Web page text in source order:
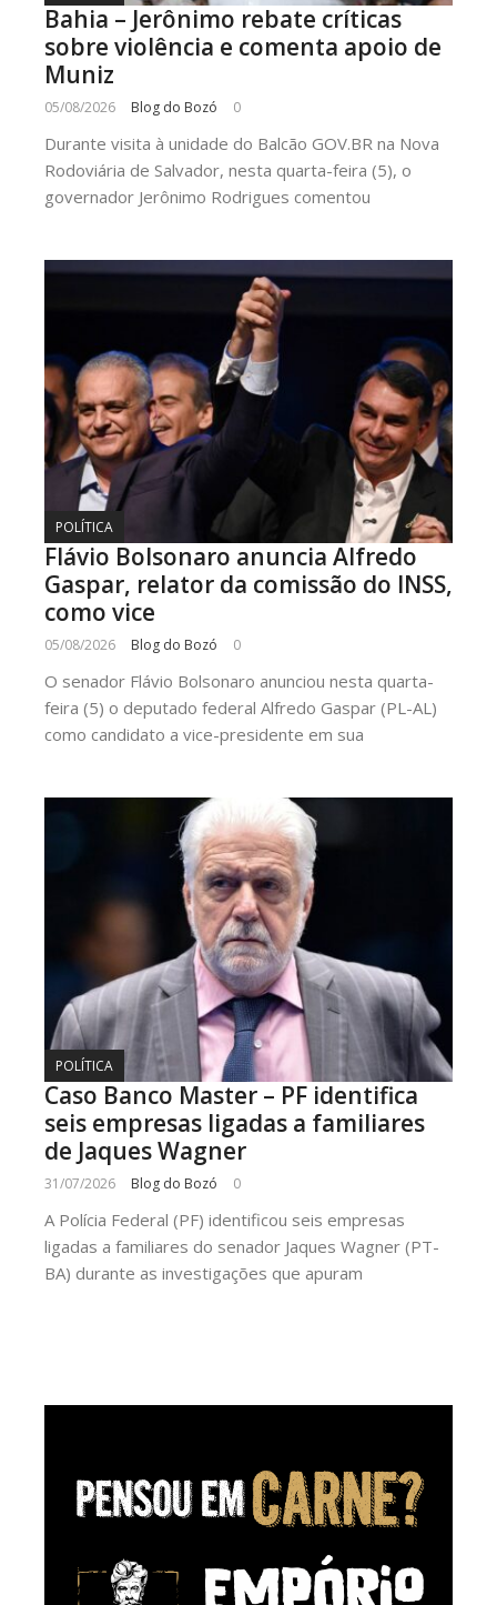
Bahia – Jerônimo rebate críticas
sobre violência e comenta apoio de
Muniz
05/08/2026 Blog do Bozó 0
Durante visita à unidade do Balcão GOV.BR na Nova
Rodoviária de Salvador, nesta quarta-feira (5), o
governador Jerônimo Rodrigues comentou
POLÍTICA
Flávio Bolsonaro anuncia Alfredo
Gaspar, relator da comissão do INSS,
como vice
05/08/2026 Blog do Bozó 0
O senador Flávio Bolsonaro anunciou nesta quarta-
feira (5) o deputado federal Alfredo Gaspar (PL-AL)
como candidato a vice-presidente em sua
POLÍTICA
Caso Banco Master – PF identifica
seis empresas ligadas a familiares
de Jaques Wagner
31/07/2026 Blog do Bozó 0
A Polícia Federal (PF) identificou seis empresas
ligadas a familiares do senador Jaques Wagner (PT-
BA) durante as investigações que apuram